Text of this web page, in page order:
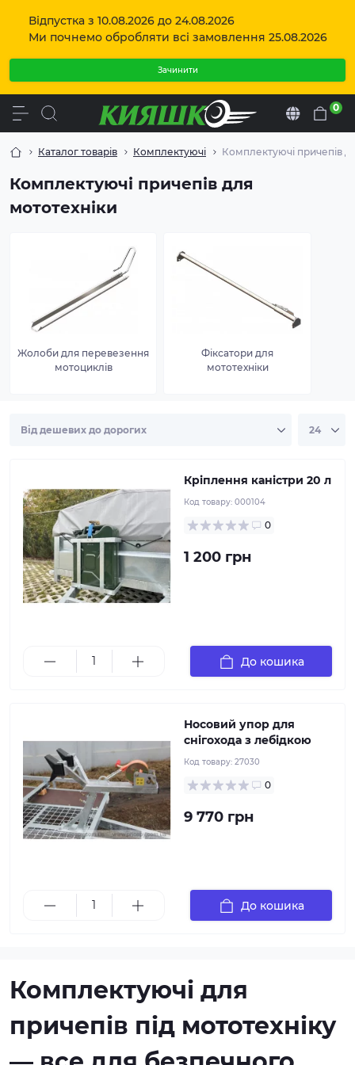
Відпустка з 10.08.2026 до 24.08.2026
Ми почнемо обробляти всі замовлення 25.08.2026
Зачинити
Uk 0
Каталог товарів Комплектуючі Комплектуючі причепів
Комплектуючі причепів для
мототехніки
Жолоби для перевезення
мотоциклів
Фіксатори для
мототехніки
Дане кріплення призначене для перевезення
Кріплення каністри 20 л
Код товару: 000104
0
1 200 грн
До кошика
регулювання по висоті і вздовж рами
Носовий упор для
снігохода з лебідкою
Код товару: 27030
0
9 770 грн
До кошика
Комплектуючі для
причепів під мототехніку